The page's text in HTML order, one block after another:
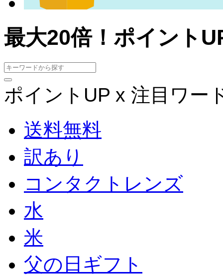
最大20倍！ポイント
ポイントUP x 注目ワー
送料無料
訳あり
コンタクトレンズ
水
米
父の日ギフト